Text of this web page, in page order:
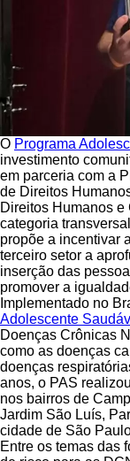
O Programa
investimento
em parceria com a
de Direitos
Direitos Humanos
categoria
propõe a incentivar
terceiro setor a
inserção das
promover a
Implementado no
Adolescente
Doenças Crônicas
como as doenças
doenças
anos, o PAS
nos bairros de
Jardim São Luís,
cidade de São
Entre os temas das